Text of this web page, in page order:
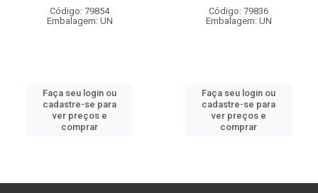
Código: 79854
Embalagem: UN
Faça seu login ou
cadastre-se para
ver preços e
comprar
Código: 79836
Embalagem: UN
Faça seu login ou
cadastre-se para
ver preços e
comprar